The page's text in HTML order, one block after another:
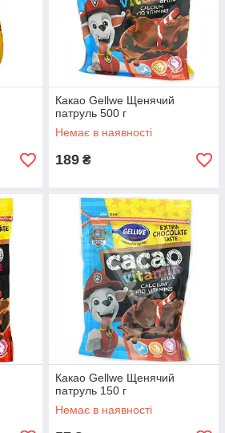
Какао Gellwe Щенячий
патруль 500 г
Немає в наявності
189 ₴
Какао Gellwe Щенячий
патруль 150 г
Немає в наявності